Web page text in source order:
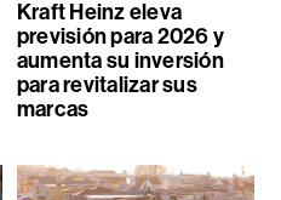
Kraft Heinz eleva
previsión para 2026 y
aumenta su inversión
para revitalizar sus
marcas